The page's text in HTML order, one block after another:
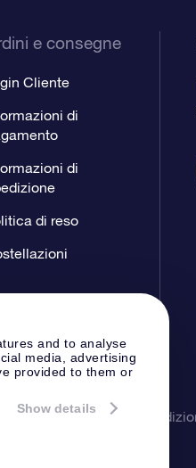
and to analyse
media, advertising
provided to them or
Show details
e consegne
Cliente
di
di
di reso
PrivacyTermini &